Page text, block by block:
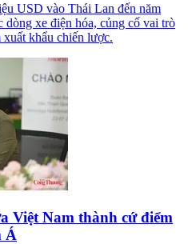
USD vào Thái Lan đến năm
dòng xe điện hóa, củng cố vai trò
khẩu chiến lược.
Việt Nam thành cứ điểm
Á